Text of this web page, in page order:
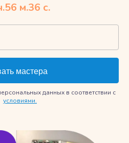
56 м.35 с.
данных в соответствии с
условиями.